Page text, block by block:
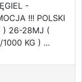
-
!!! POLSKI
) 26-28MJ (
KG ) ...